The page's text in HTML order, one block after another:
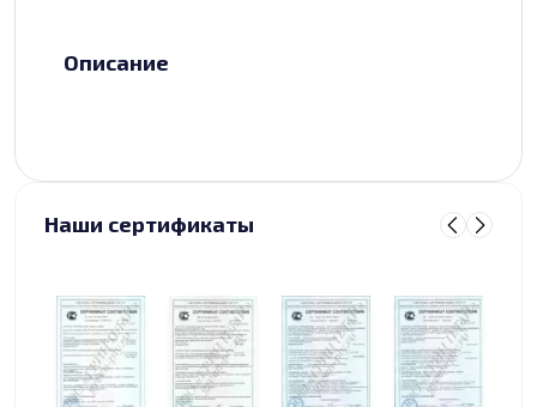
Описание
Наши сертификаты